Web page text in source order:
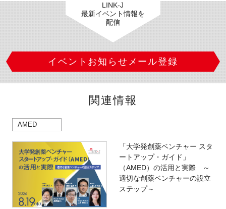
LINK-J
最新イベント情報を
配信
イベントお知らせメール登録
関連情報
AMED
「大学発創薬ベンチャー スタ
ートアップ・ガイド」
（AMED）の活用と実際 ～
適切な創薬ベンチャーの設立
ステップ～